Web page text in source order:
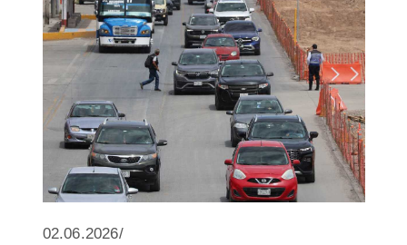
02.06.2026/